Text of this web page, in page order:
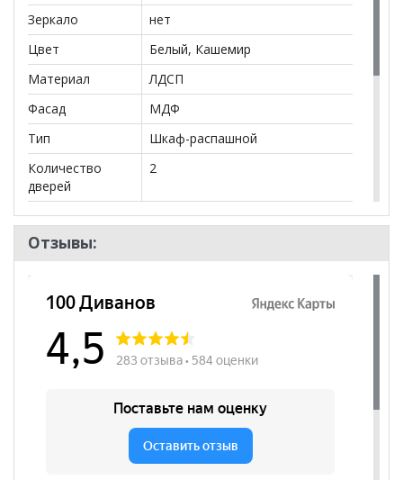
**Цены на официальном сайте
действительны только для интернет-магазина
могут отличаться от цен в розничных магазинах-
салонах сети!
Зеркало
нет
Цвет
Белый, Кашемир
Материал
ЛДСП
Фасад
МДФ
Тип
Шкаф-распашной
Количество
дверей
2
Количество
полок
1
Штанга
да
Бренд
Комната
Спальня
Отзывы: